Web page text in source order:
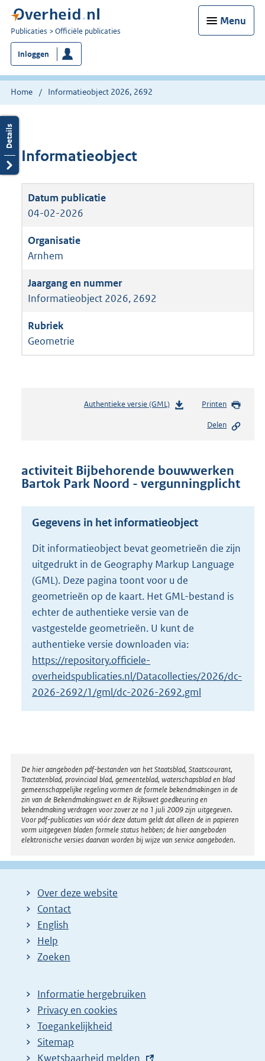
Menu
U
bent
nu
hier:
Publicaties Officiële publicaties
Inloggen
Home Informatieobject 2026, 2692
Informatieobject
04-02-2026
Arnhem
Informatieobject 2026, 2692
Geometrie
Authentieke versie (GML)b
n
s
o
t
t
e
:
2
K
b
Printen
Delen
activiteit Bijbehorende bouwwerken
Bartok Park Noord - vergunningplicht
Gegevens in het informatieobject
Dit informatieobject bevat geometrieën die zijn
uitgedrukt in de Geography Markup Language
(GML). Deze pagina toont voor u de
geometrieën op de kaart. Het GML-bestand is
echter de authentieke versie van de
vastgestelde geometrieën. U kunt de
authentieke versie downloaden via:
https://repository.officiele-
overheidspublicaties.nl/Datacollecties/2026/dc-
2026-2692/1/gml/dc-2026-2692.gml
Disclaimer
De hier aangeboden pdf-bestanden van het Staatsblad, Staatscourant,
Tractatenblad, provinciaal blad, gemeenteblad, waterschapsblad en blad
gemeenschappelijke regeling vormen de formele bekendmakingen in de
zin van de Bekendmakingswet en de Rijkswet goedkeuring en
bekendmaking verdragen voor zover ze na 1 juli 2009 zijn uitgegeven.
Voor pdf-publicaties van vóór deze datum geldt dat alleen de in papieren
vorm uitgegeven bladen formele status hebben; de hier aangeboden
elektronische versies daarvan worden bij wijze van service aangeboden.
Over deze website
Contact
English
Help
Zoeken
Informatie hergebruiken
Privacy en cookies
Toegankelijkheid
Sitemap
E
Kwetsbaarheid melden